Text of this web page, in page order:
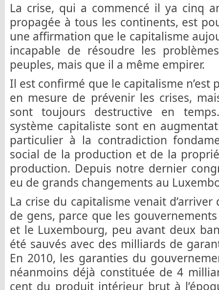
La crise, qui a commencé il ya cinq
propagée à tous les continents, est
une affirmation que le capitalisme
incapable de résoudre les
peuples, mais que il a même empirer.
Il est confirmé que le capitalisme n’est
en mesure de prévenir les crises,
sont toujours destructive en
système capitaliste sont en
particulier à la contradiction
social de la production et de la
production. Depuis notre dernier
eu de grands changements au
La crise du capitalisme venait d’arriver
de gens, parce que les
et le Luxembourg, peu avant deux
été sauvés avec des milliards de
En 2010, les garanties du
néanmoins déjà constituée de 4
cent du produit intérieur brut à